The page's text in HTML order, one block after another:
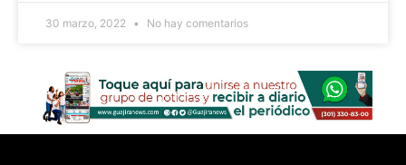
30 marzo, 2022 No hay comentarios